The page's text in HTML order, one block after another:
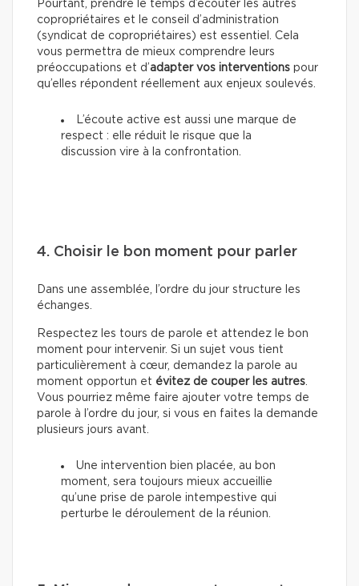
Pourtant, prendre le temps d’écouter les autres
copropriétaires et le conseil d’administration
(syndicat de copropriétaires) est essentiel. Cela
vous permettra de mieux comprendre leurs
préoccupations et d’adapter vos interventions pour
qu’elles répondent réellement aux enjeux soulevés.
L’écoute active est aussi une marque de
respect : elle réduit le risque que la
discussion vire à la confrontation.
4. Choisir le bon moment pour parler
Dans une assemblée, l’ordre du jour structure les
échanges.
Respectez les tours de parole et attendez le bon
moment pour intervenir. Si un sujet vous tient
particulièrement à cœur, demandez la parole au
moment opportun et évitez de couper les autres
Vous pourriez même faire ajouter votre temps de
parole à l’ordre du jour, si vous en faites la demande
plusieurs jours avant.
Une intervention bien placée, au bon
moment, sera toujours mieux accueillie
qu’une prise de parole intempestive qui
perturbe le déroulement de la réunion.